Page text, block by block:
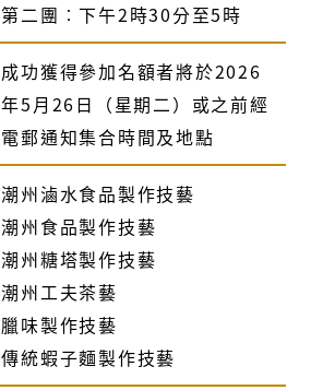
第二團︰下午2時30分至5時
成功獲得參加名額者將於2026
年5月26日（星期二）或之前經
電郵通知集合時間及地點
潮州滷水食品製作技藝
潮州食品製作技藝
潮州糖塔製作技藝
潮州工夫茶藝
臘味製作技藝
傳統蝦子麵製作技藝